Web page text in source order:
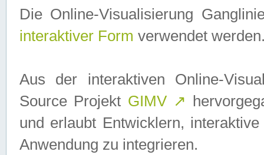
Die Online-Visualisierung
interaktiver Form verwendet
Aus der interaktiven Online-
Source Projekt GIMV ↗
und erlaubt Entwicklern,
Anwendung zu integrieren.